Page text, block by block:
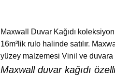
Maxwall Duvar Kağıdı
16m²lik rulo halinde satılır.
yüzey malzemesi Vinil ve
Maxwall duvar kağıdı